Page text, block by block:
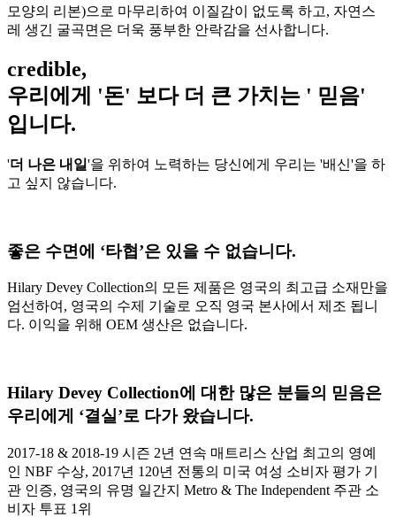
모양의 리본)으로 마무리하여 이질감이 없도록 하고, 자연스
레 생긴 굴곡면은 더욱 풍부한 안락감을 선사합니다.
credible,
우리에게 '돈' 보다 더 큰 가치 는 ' 믿음'
입니다.
'더 나은 내일'을 위하여 노력하는 당신에게 우리는 '배신'을 하
고 싶지 않습니다.
좋은 수면에 ‘타협’은 있을 수 없습니다.
Hilary Devey Collection의 모든 제품은 영국의 최고급 소재만을
엄선하여, 영국의 수제 기술로 오직 영국 본사에서 제조 됩니
다. 이익을 위해 OEM 생산은 없습니다.
Hilary Devey Collection에 대한 많은 분들의 믿음은
우리에게 ‘결실’로 다가 왔습니다.
2017-18 & 2018-19 시즌 2년 연속 매트리스 산업 최고의 영예
인 NBF 수상, 2017년 120년 전통의 미국 여성 소비자 평가 기
관 인증, 영국의 유명 일간지 Metro & The Independent 주관 소
비자 투표 1위